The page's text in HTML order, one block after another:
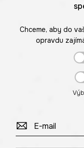
Chceme, aby do
opravdu